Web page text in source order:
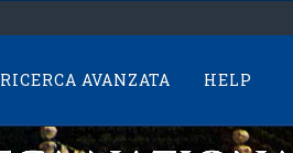
RICERCA AVANZATA HELP